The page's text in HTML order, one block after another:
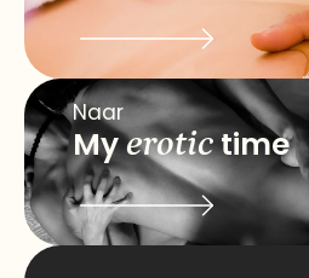
Naar
Myerotictime